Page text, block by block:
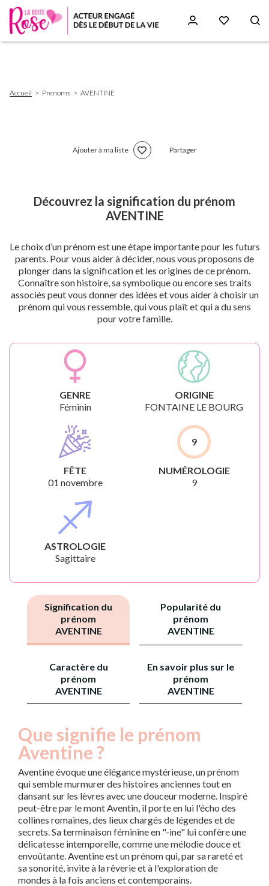
d'Ariane
Accueil Prenoms AVENTINE
Ajouter à ma liste Partager
Découvrez la signification du prénom
AVENTINE
Le choix d’un prénom est une étape importante pour les futurs
parents. Pour vous aider à décider, nous vous proposons de
plonger dans la signification et les origines de ce prénom.
Connaître son histoire, sa symbolique ou encore ses traits
associés peut vous donner des idées et vous aider à choisir un
prénom qui vous ressemble, qui vous plaît et qui a du sens
pour votre famille.
GENRE
Féminin
ORIGINE
FONTAINE LE BOURG
FÊTE
01 novembre
9
NUMÉROLOGIE
9
ASTROLOGIE
Sagittaire
Signification du
prénom
AVENTINE
Popularité du
prénom
AVENTINE
Caractère du
prénom
AVENTINE
En savoir plus sur le
prénom
AVENTINE
Que signifie le prénom
Aventine ?
Aventine évoque une élégance mystérieuse, un prénom
qui semble murmurer des histoires anciennes tout en
dansant sur les lèvres avec une douceur moderne. Inspiré
peut-être par le mont Aventin, il porte en lui l'écho des
collines romaines, des lieux chargés de légendes et de
secrets. Sa terminaison féminine en "-ine" lui confère une
délicatesse intemporelle, comme une mélodie douce et
envoûtante. Aventine est un prénom qui, par sa rareté et
sa sonorité, invite à la rêverie et à l'exploration de
mondes à la fois anciens et contemporains.